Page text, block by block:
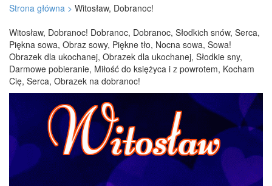
Strona główna > Witosław, Dobranoc!
Witosław, Dobranoc! Dobranoc, Dobranoc, Słodkich snów, Serca,
Piękna sowa, Obraz sowy, Piękne tło, Nocna sowa, Sowa!
Obrazek dla ukochanej, Obrazek dla ukochanej, Słodkie sny,
Darmowe pobieranie, Miłość do księżyca i z powrotem, Kocham
Cię, Serca, Obrazek na dobranoc!